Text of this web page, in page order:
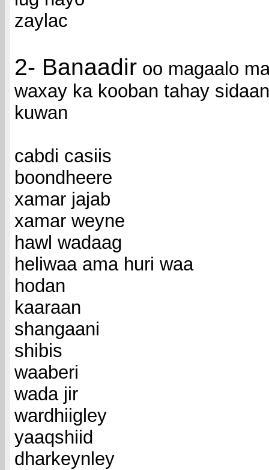
zaylac
2- Banaadir oo magaalo
waxay ka kooban tahay
kuwan
cabdi casiis
boondheere
xamar jajab
xamar weyne
hawl wadaag
heliwaa ama huri waa
hodan
kaaraan
shangaani
shibis
waaberi
wada jir
wardhiigley
yaaqshiid
dharkeynley